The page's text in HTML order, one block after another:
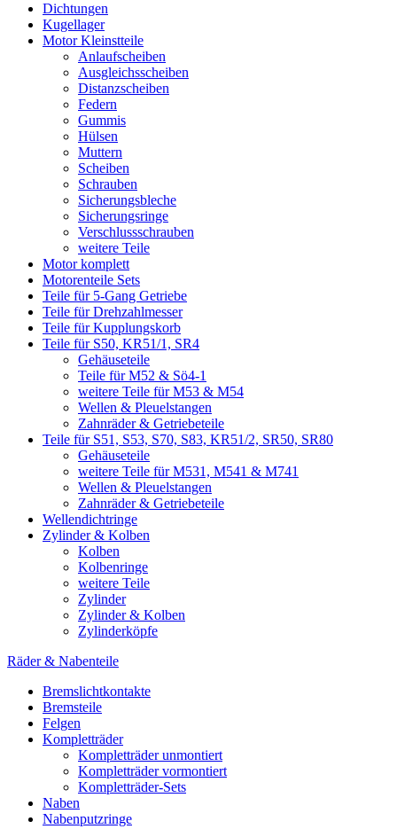
Dichtungen
Kugellager
Motor Kleinstteile
Anlaufscheiben
Ausgleichsscheiben
Distanzscheiben
Federn
Gummis
Hülsen
Muttern
Scheiben
Schrauben
Sicherungsbleche
Sicherungsringe
Verschlussschrauben
weitere Teile
Motor komplett
Motorenteile Sets
Teile für 5-Gang Getriebe
Teile für Drehzahlmesser
Teile für Kupplungskorb
Teile für S50, KR51/1, SR4
Gehäuseteile
Teile für M52 & Sö4-1
weitere Teile für M53 & M54
Wellen & Pleuelstangen
Zahnräder & Getriebeteile
Teile für S51, S53, S70, S83, KR51/2, SR50, SR80
Gehäuseteile
weitere Teile für M531, M541 & M741
Wellen & Pleuelstangen
Zahnräder & Getriebeteile
Wellendichtringe
Zylinder & Kolben
Kolben
Kolbenringe
weitere Teile
Zylinder
Zylinder & Kolben
Zylinderköpfe
Räder & Nabenteile
Bremslichtkontakte
Bremsteile
Felgen
Kompletträder
Kompletträder unmontiert
Kompletträder vormontiert
Kompletträder-Sets
Naben
Nabenputzringe